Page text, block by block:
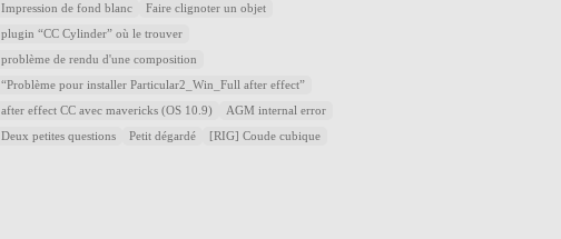
Impression de fond blanc Faire clignoter un objet
plugin “CC Cylinder” où le trouver
problème de rendu d'une composition
“Problème pour installer Particular2_Win_Full after effect”
after effect CC avec mavericks (OS 10.9) AGM internal error
Deux petites questions Petit dégardé [RIG] Coude cubique